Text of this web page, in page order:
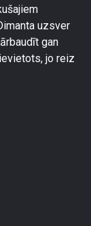
uzsver
gan
jo reiz